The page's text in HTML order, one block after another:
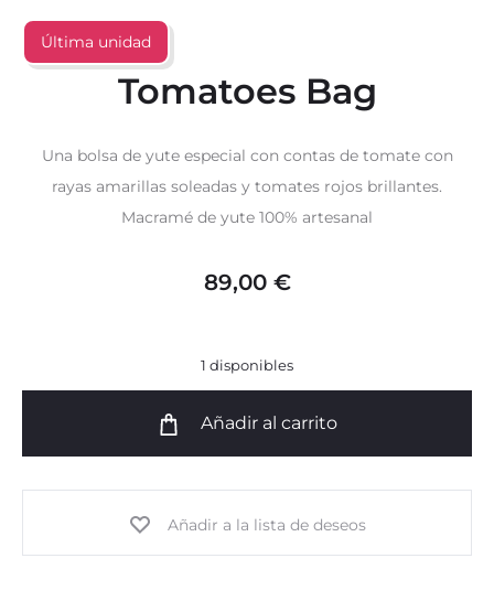
Última unidad
Tomatoes Bag
Una bolsa de yute especial con contas de tomate con
rayas amarillas soleadas y tomates rojos brillantes.
Macramé de yute 100% artesanal
89,00 €
1 disponibles
Añadir al carrito
Añadir a la lista de deseos